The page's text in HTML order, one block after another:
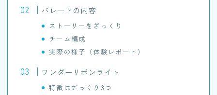
パレードの内容
ストーリーをざっくり
チーム編成
実際の様子（体験レポート）
ワンダーリボンライト
特徴はざっくり3つ